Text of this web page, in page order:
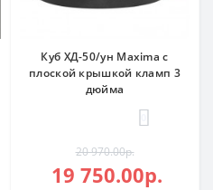
Куб ХД-50/ун Maxima с
плоской крышкой кламп 3
дюйма
20 970.00р.
19 750.00р.